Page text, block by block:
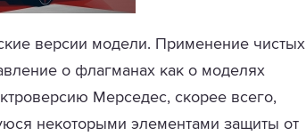
версии модели. Применение чистых
о флагманах как о моделях
Мерседес, скорее всего,
некоторыми элементами защиты от